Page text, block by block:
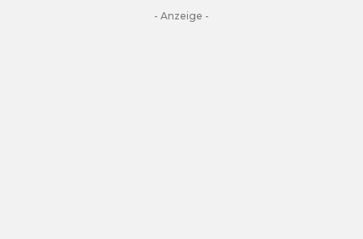
- Anzeige -